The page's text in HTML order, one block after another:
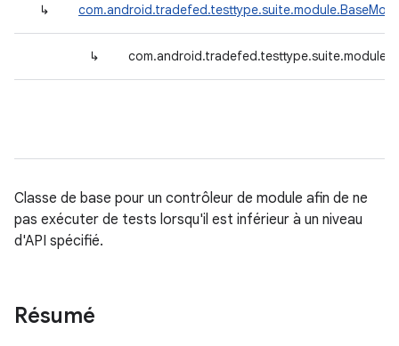
↳
↳
Classe de base pour un contrôleur de module afin de ne
pas exécuter de tests lorsqu'il est inférieur à un niveau
d'API spécifié.
Résumé